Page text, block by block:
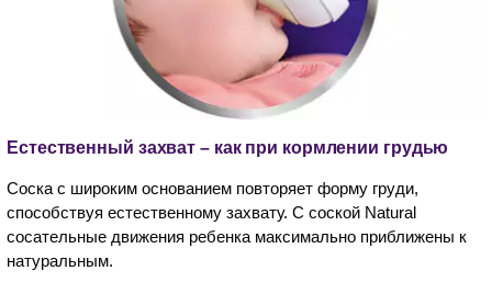
Естественный захват – как при кормлении грудью
Соска с широким основанием повторяет форму груди,
способствуя естественному захвату. С соской Natural
сосательные движения ребенка максимально приближены к
натуральным.​